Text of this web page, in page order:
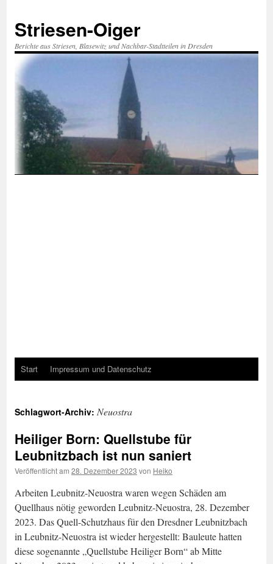
springen
Striesen-Oiger
Berichte aus Striesen, Blasewitz und Nachbar-Stadtteilen in Dresden
Start Impressum und Datenschutz
Schlagwort-Archiv: Neuostra
Heiliger Born: Quellstube für
Leubnitzbach ist nun saniert
Veröffentlicht am 28. Dezember 2023 von Heiko
Arbeiten Leubnitz-Neuostra waren wegen Schäden am
Quellhaus nötig geworden Leubnitz-Neuostra, 28. Dezember
2023. Das Quell-Schutzhaus für den Dresdner Leubnitzbach
in Leubnitz-Neuostra ist wieder hergestellt: Bauleute hatten
diese sogenannte „Quellstube Heiliger Born“ ab Mitte